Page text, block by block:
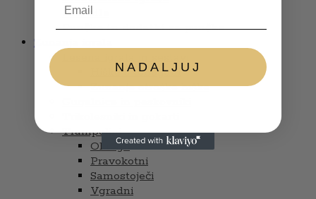
Glasbila
Punčke in dodatki za punčke
Hiške s tobogani
Zunanje otroške hiške
Trampolini
Okrogli
Pravokotni
Samostoječi
Vgradni
NADALJUJ